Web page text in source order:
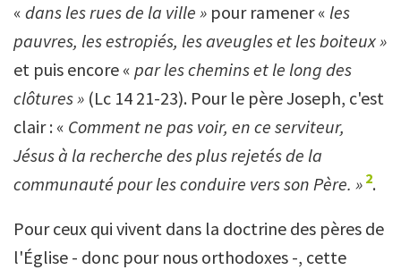
« dans les rues de la ville » pour ramener « les
pauvres, les estropiés, les aveugles et les boiteux »
et puis encore « par les chemins et le long des
clôtures » (Lc 14 21-23). Pour le père Joseph, c'est
clair : « Comment ne pas voir, en ce serviteur,
Jésus à la recherche des plus rejetés de la
communauté pour les conduire vers son Père. » 2.
Pour ceux qui vivent dans la doctrine des pères de
l'Église - donc pour nous orthodoxes -, cette